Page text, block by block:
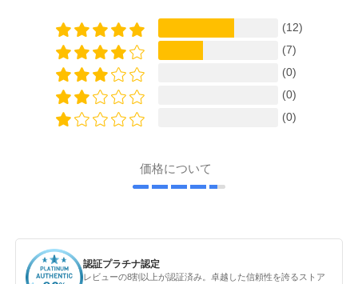
(12)
(7)
(0)
(0)
(0)
価格について
認証プラチナ認定
レビューの8割以上が認証済み。卓越した信頼性を誇るストア